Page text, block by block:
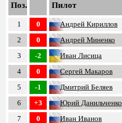
Поз. Пилот
1 0 Андрей Кириллов
2
0 Андрей Миненко
3
-2 Иван Лисица
4
0 Сергей Макаров
5
-1 Дмитрий Беляев
6
+3 Юрий Данильченко
7
0 Иван Иванов